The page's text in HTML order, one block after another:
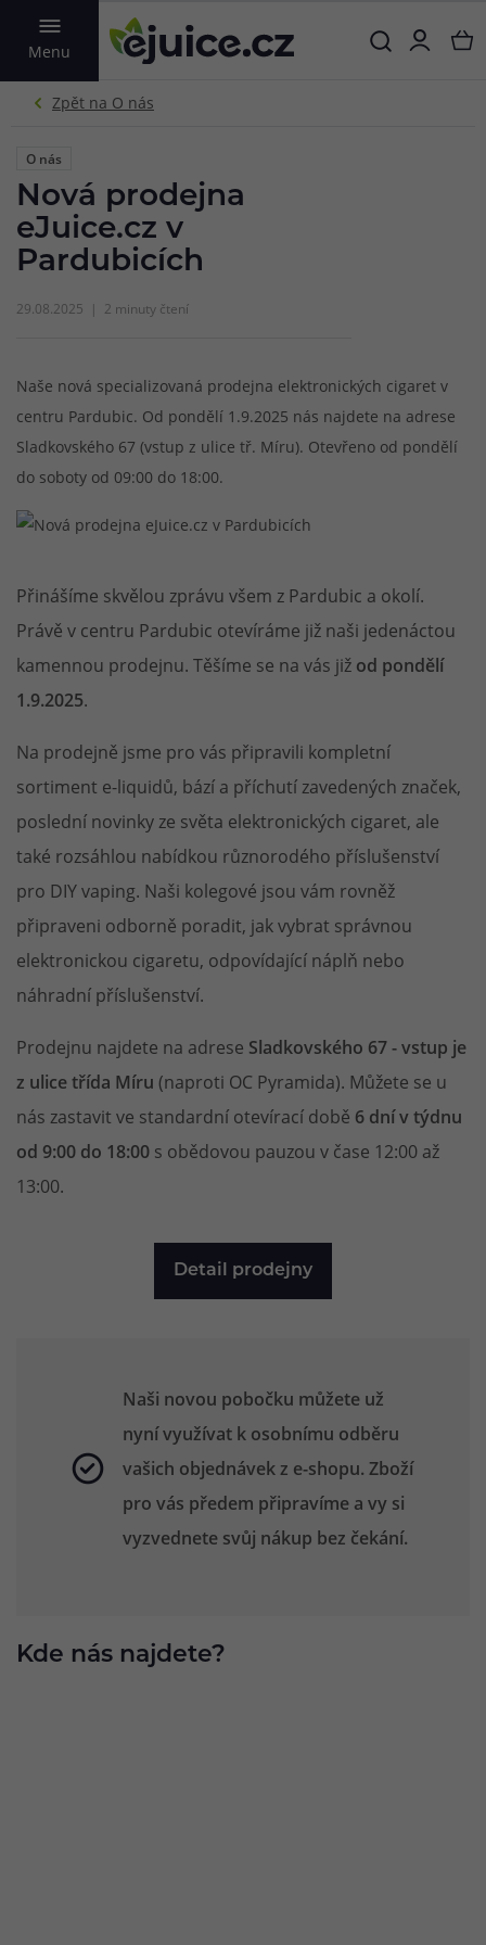
Menu
VYHLEDAT
O nás
Nová prodejna
eJuice.cz v
Pardubicích
29.08.2025 2 minuty čtení
Naše nová specializovaná prodejna elektronických cigaret v
centru Pardubic. Od pondělí 1.9.2025 nás najdete na adrese
Sladkovského 67 (vstup z ulice tř. Míru). Otevřeno od pondělí
do soboty od 09:00 do 18:00.
Přinášíme skvělou zprávu všem z Pardubic a okolí.
Právě v centru Pardubic otevíráme již naši jedenáctou
kamennou prodejnu. Těšíme se na vás již od pondělí
1.9.2025.
Na prodejně jsme pro vás připravili kompletní
sortiment e-liquidů, bází a příchutí zavedených značek,
poslední novinky ze světa elektronických cigaret, ale
také rozsáhlou nabídkou různorodého příslušenství
pro DIY vaping. Naši kolegové jsou vám rovněž
připraveni odborně poradit, jak vybrat správnou
elektronickou cigaretu, odpovídající náplň nebo
náhradní příslušenství.
Prodejnu najdete na adrese Sladkovského 67 - vstup je
z ulice třída Míru (naproti OC Pyramida). Můžete se u
nás zastavit ve standardní otevírací době 6 dní v týdnu
od 9:00 do 18:00 s obědovou pauzou v čase 12:00 až
13:00.
Detail prodejny
Naši novou pobočku můžete už
nyní využívat k osobnímu odběru
vašich objednávek z e-shopu. Zboží
pro vás předem připravíme a vy si
vyzvednete svůj nákup bez čekání.
Kde nás najdete?